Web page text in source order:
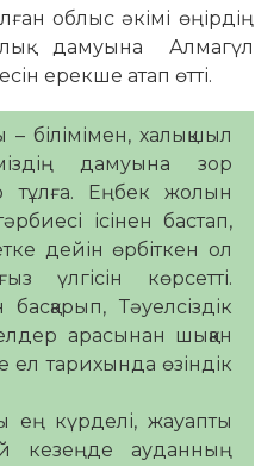
облыс әкімі өңірдің
дамуына Алмагүл
ерекше атап өтті.
білімімен, халықшыл
дамуына зор
тұлға. Еңбек жолын
ісінен бастап,
дейін өрбіткен ол
үлгісін көрсетті.
Тәуелсіздік
арасынан шыққан
ел тарихында өзіндік
ең күрделі, жауапты
кезеңде ауданның